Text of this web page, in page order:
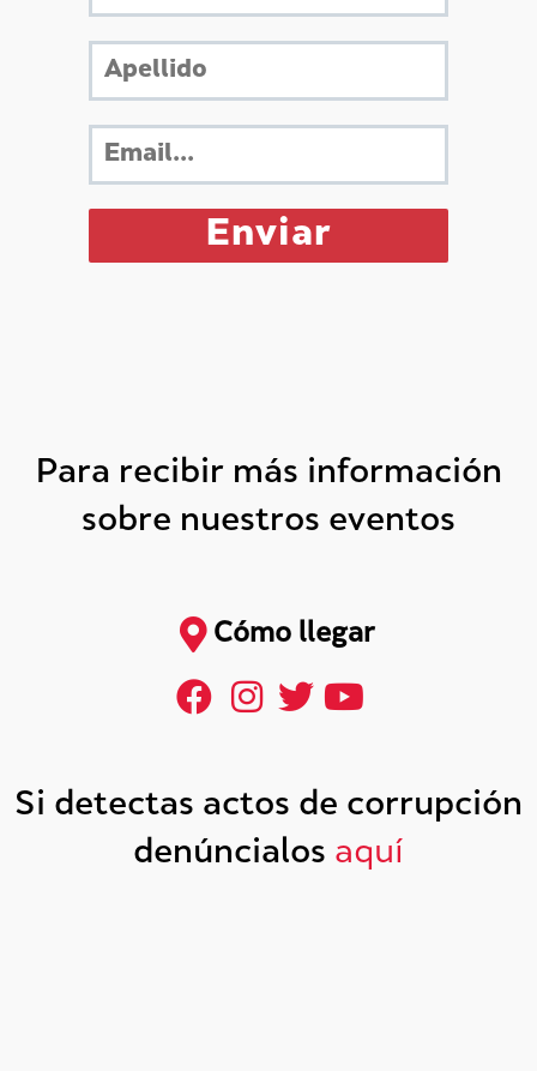
Para recibir más información
sobre nuestros eventos
Cómo llegar
Si detectas actos de corrupción
denúncialos aquí